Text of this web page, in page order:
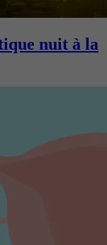
nuit à la